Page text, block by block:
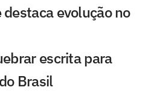
evolução no
escrita para
Brasil